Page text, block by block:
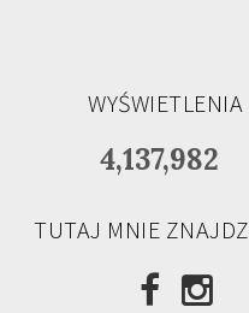
WYŚWIETLENIA
4,137,982
TUTAJ MNIE